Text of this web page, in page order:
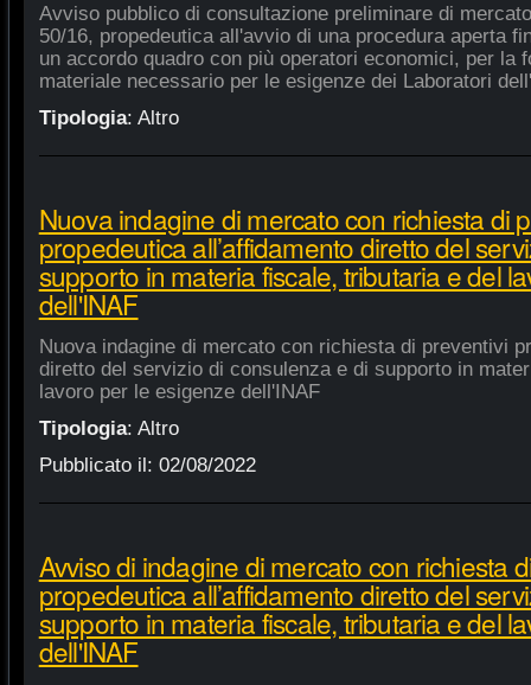
Avviso pubblico di consultazione preliminare di
50/16, propedeutica all'avvio di una procedura aperta
un accordo quadro con più operatori economici, per la
materiale necessario per le esigenze dei Laboratori
Tipologia: Altro
Nuova indagine di mercato con richiesta di
propedeutica all’affidamento diretto del
supporto in materia fiscale, tributaria e del
dell'INAF
Nuova indagine di mercato con richiesta di preventivi
diretto del servizio di consulenza e di supporto in
lavoro per le esigenze dell'INAF
Tipologia: Altro
Pubblicato il: 02/08/2022
Avviso di indagine di mercato con richiesta
propedeutica all’affidamento diretto del
supporto in materia fiscale, tributaria e del
dell'INAF